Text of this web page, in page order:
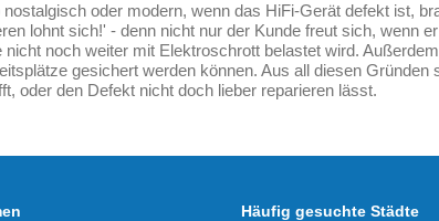
oder modern, wenn das HiFi-Gerät defekt ist,
lohnt sich!' - denn nicht nur der Kunde freut sich, wenn
nicht noch weiter mit Elektroschrott belastet wird.
gesichert werden können. Aus all diesen
oder den Defekt nicht doch lieber reparieren lässt.
Häufig gesuchte Städte